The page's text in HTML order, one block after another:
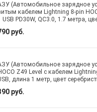
(Автомобильное зарядное
кабелем Lightning 8-pin
USB PD30W, QC3.0, 1.7 метра,
руб.
(Автомобильное зарядное
Z49 Level с кабелем
длина 1 метр, цвет
руб.